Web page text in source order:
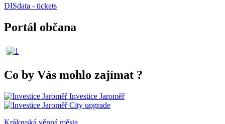
DISdata - tickets
Portál občana
Co by Vás mohlo zajímat ?
Investice Jaroměř
City upgrade
Královská věnná města